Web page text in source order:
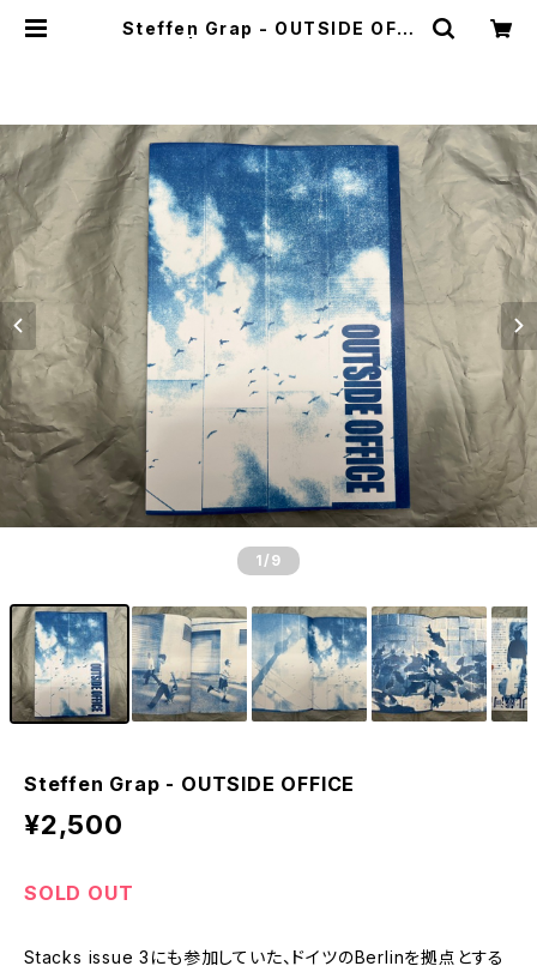
Steffen Grap - OUTSIDE OFFI
1 /9
Steffen Grap - OUTSIDE OFFICE
¥2,500
SOLD OUT
Stacks issue 3にも参加していた、ドイツのBerlinを拠点とする